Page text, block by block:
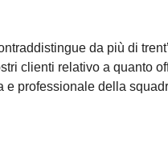
da più di
clienti relativo a quanto
professionale della